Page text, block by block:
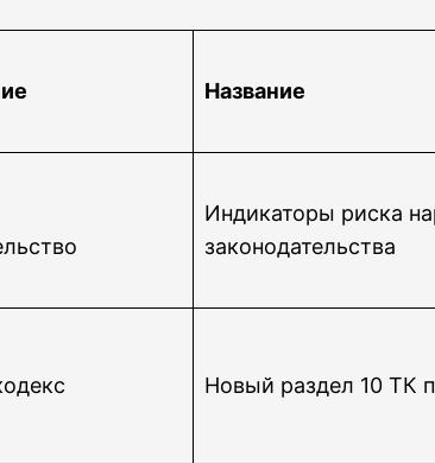
Название
Индикаторы риска
законодательства
Новый раздел 10 ТК